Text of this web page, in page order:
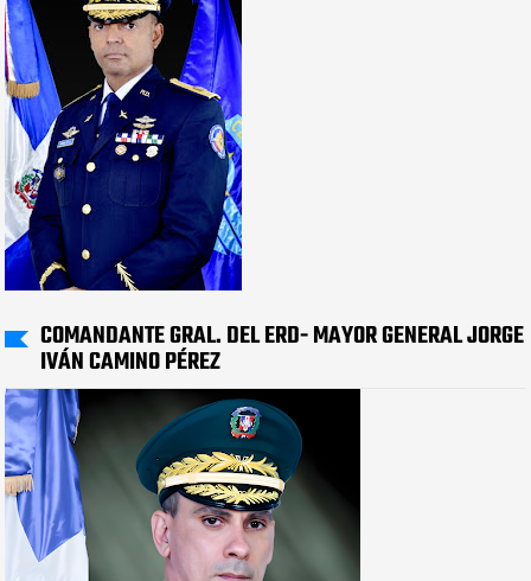
COMANDANTE GRAL. DEL ERD- MAYOR GENERAL JORGE
IVÁN CAMINO PÉREZ